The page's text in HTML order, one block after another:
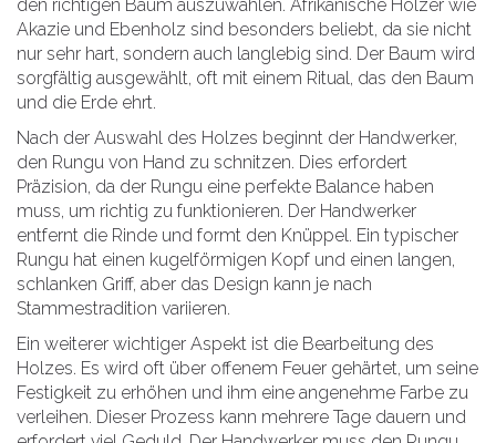
den richtigen Baum auszuwählen. Afrikanische Hölzer wie
Akazie und Ebenholz sind besonders beliebt, da sie nicht
nur sehr hart, sondern auch langlebig sind. Der Baum wird
sorgfältig ausgewählt, oft mit einem Ritual, das den Baum
und die Erde ehrt.
Nach der Auswahl des Holzes beginnt der Handwerker,
den Rungu von Hand zu schnitzen. Dies erfordert
Präzision, da der Rungu eine perfekte Balance haben
muss, um richtig zu funktionieren. Der Handwerker
entfernt die Rinde und formt den Knüppel. Ein typischer
Rungu hat einen kugelförmigen Kopf und einen langen,
schlanken Griff, aber das Design kann je nach
Stammestradition variieren.
Ein weiterer wichtiger Aspekt ist die Bearbeitung des
Holzes. Es wird oft über offenem Feuer gehärtet, um seine
Festigkeit zu erhöhen und ihm eine angenehme Farbe zu
verleihen. Dieser Prozess kann mehrere Tage dauern und